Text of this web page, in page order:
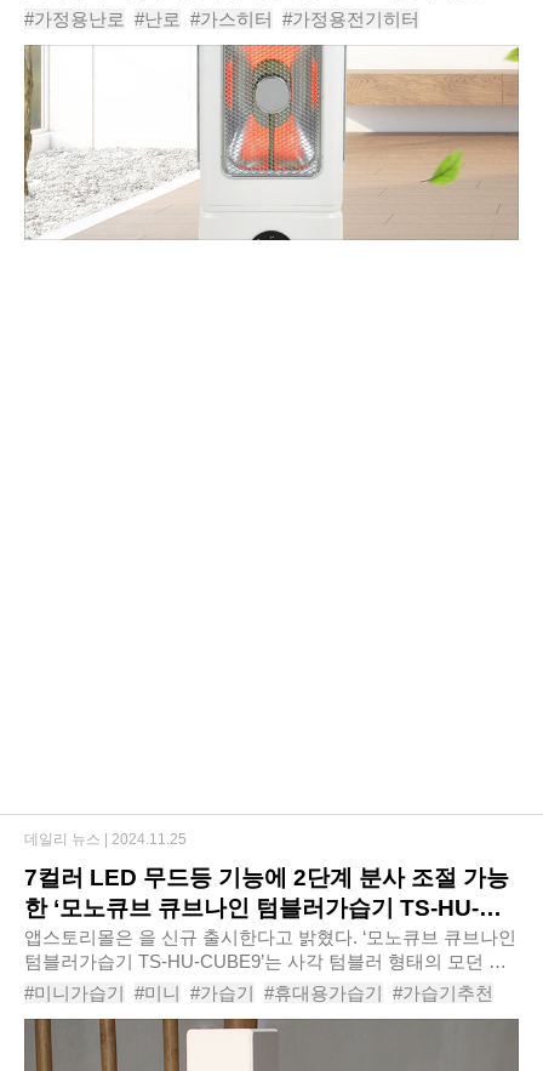
터(난로)를 활용하는 것이 좋다. 소비자가 선택할 수 있는 히터
의 종류는 다양하다. 최근 히터가 캠핑을..
#가정용난로 #난로 #가스히터 #가정용전기히터
#가정용히터 #겨울철히터추천 #라디에이터히터
#하이라이트전기히터
7컬러 LED 무드등 기능에 2단계 분사 조절 가능
한 ‘모노큐브 큐브나인 텀블러가습기 TS-HU-
CUBE9’
앱스토리몰은 을 신규 출시한다고 밝혔다. ‘모노큐브 큐브나인
텀블러가습기 TS-HU-CUBE9’는 사각 텀블러 형태의 모던 디
자인으로 어디에나 잘 어울려 가정이나 차량에서도 사용하기
좋다. 또한 시간당 약 50ml의 풍부한 분..
#미니가습기 #미니 #가습기 #휴대용가습기 #가습기추천
#초음파가습기 #차량용가습기
#모노큐브큐브나인텀블러가습기TS-HU-CUBE9
데일리 뉴스 | 2024.11.25